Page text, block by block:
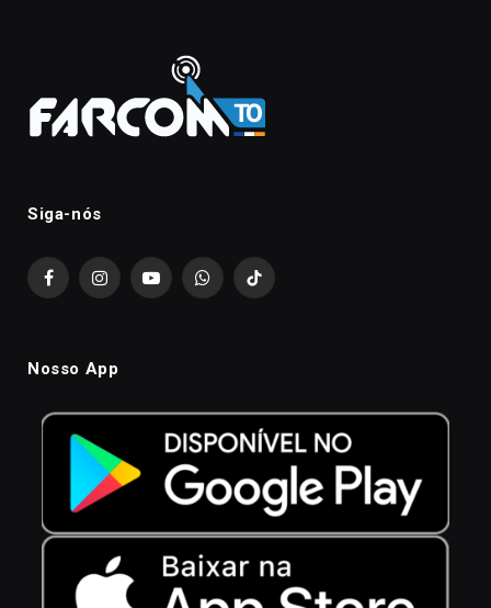
Siga-nós
FacebookInstagramYouTubeWhatsAppTikTok
Nosso App